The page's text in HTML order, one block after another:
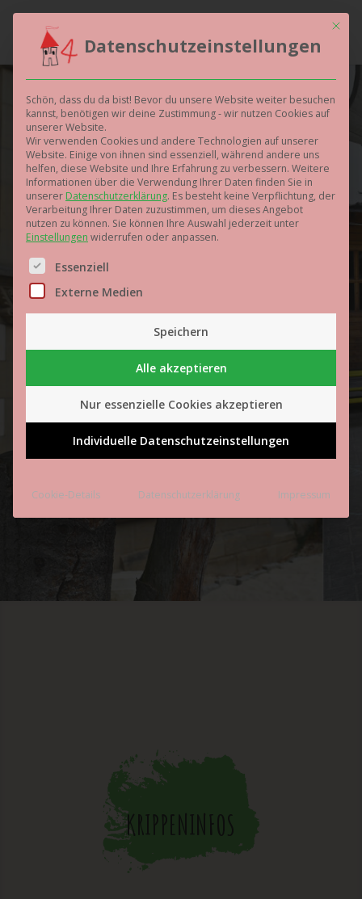
Die Krippe
Hier sind wir gut aufgehoben.
ANMELDUNG: KINDERBETREUUNGSPORTAL
HANNOVER
KRIPPENINFOS
Mit
Datenschutzeinstellungen
Schön, dass du da bist! Bevor du unsere Website weiter besuchen
kannst, benötigen wir deine Zustimmung - wir nutzen Cookies auf
unserer Website.
Wir verwenden Cookies und andere Technologien auf unserer
Website. Einige von ihnen sind essenziell, während andere uns
helfen, diese Website und Ihre Erfahrung zu verbessern. Weitere
Informationen über die Verwendung Ihrer Daten finden Sie in
unserer Datenschutzerklärung. Es besteht keine Verpflichtung, der
Verarbeitung Ihrer Daten zuzustimmen, um dieses Angebot
nutzen zu können. Sie können Ihre Auswahl jederzeit unter
Einstellungen widerrufen oder anpassen.
Es folgt eine Liste der Service-Gruppen, für die eine
Essenziell
Externe Medien
Speichern
Alle akzeptieren
Nur essenzielle Cookies akzeptieren
Individuelle Datenschutzeinstellungen
Cookie-Details Datenschutzerklärung Impressum